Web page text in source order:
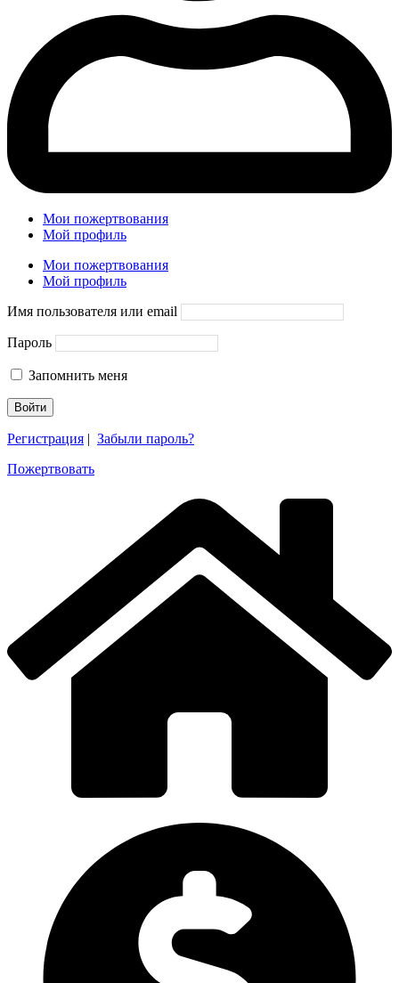
Мои пожертвования
Мой профиль
Мои пожертвования
Мой профиль
Имя пользователя или email
Пароль
Запомнить меня
Регистрация | Забыли пароль?
Пожертвовать